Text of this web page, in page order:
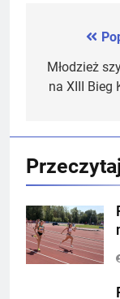
wpisu
Młodzież
na XIII Bieg